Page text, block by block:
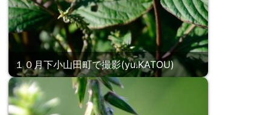
１０月下小山田町で撮影(yu.KATOU)